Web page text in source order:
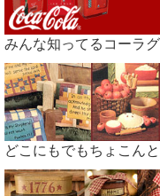
みんな知ってるコーラ
どこにもでもちょこん